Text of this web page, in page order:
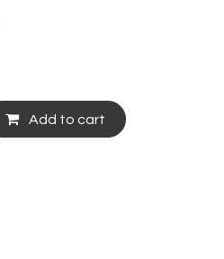
Add to cart